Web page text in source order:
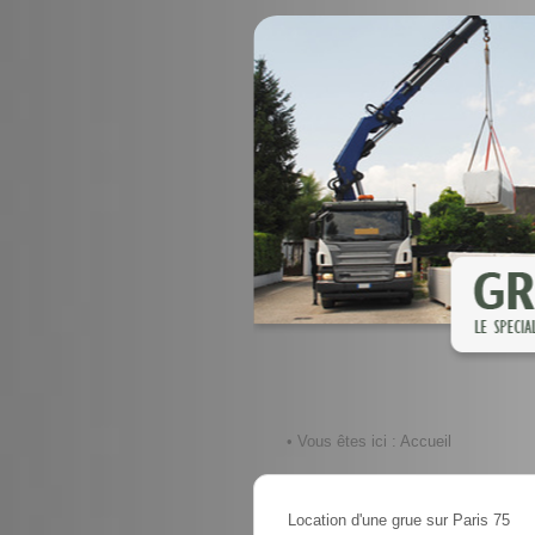
• Vous êtes ici : Accueil
Location d'une grue sur Paris 75